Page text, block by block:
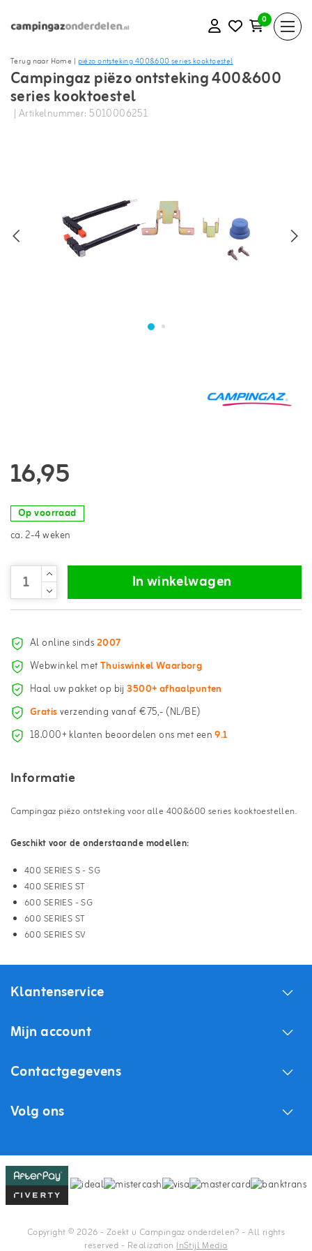
0
Terug naar Home | piëzo ontsteking 400&600 series kooktoestel
Campingaz piëzo ontsteking 400&600
series kooktoestel
| Artikelnummer: 5010006251
16,95
Op voorraad
ca. 2-4 weken
In winkelwagen
Al online sinds2007
Webwinkel metThuiswinkel Waarborg
Haal uw pakket op bij3500+ afhaalpunten
Gratisverzending vanaf €75,- (NL/BE)
18.000+ klanten beoordelen ons met een9.1
Informatie
Campingaz piëzo ontsteking voor alle 400&600 series kooktoestellen.
Geschikt voor de onderstaande modellen:
400 SERIES S - SG
400 SERIES ST
600 SERIES - SG
600 SERIES ST
600 SERIES SV
Klantenservice
Mijn account
Contactgegevens
Volg ons
Copyright © 2026 - Zoekt u Campingaz onderdelen? - All rights
reserved - RealizationInStijl Media